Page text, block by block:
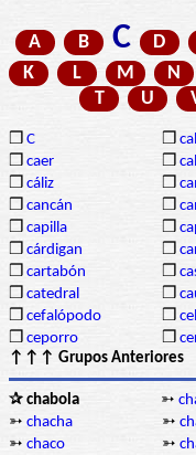
A B C D
K
L M N
T
U
❒ C ❒
❒ caer ❒
❒ cáliz ❒
❒ cancán ❒
❒ capilla ❒
❒ cárdigan ❒
❒ cartabón ❒
❒ catedral ❒
❒ cefalópodo ❒
❒ ceporro ❒
↑↑↑ Grupos Anteriores
✰ chabola ➳
➳ chacha ➳
➳ chaco ➳